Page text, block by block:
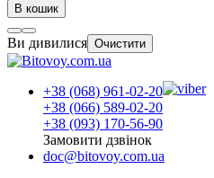
В кошик
Ви дивилися Очистити
+38 (068) 961-02-20
+38 (066) 589-02-20
+38 (093) 170-56-90
Замовити дзвінок
doc@bitovoy.com.ua